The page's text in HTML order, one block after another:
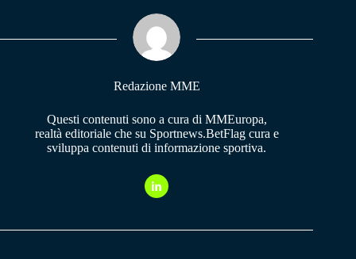
pp m
Redazione MME
Questi contenuti sono a cura di MMEuropa,
realtà editoriale che su Sportnews.BetFlag cura e
sviluppa contenuti di informazione sportiva.